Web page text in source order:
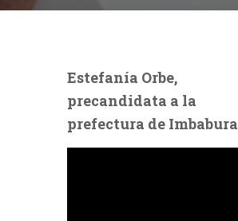
Estefanía Orbe,
precandidata a la
prefectura de Imbabura